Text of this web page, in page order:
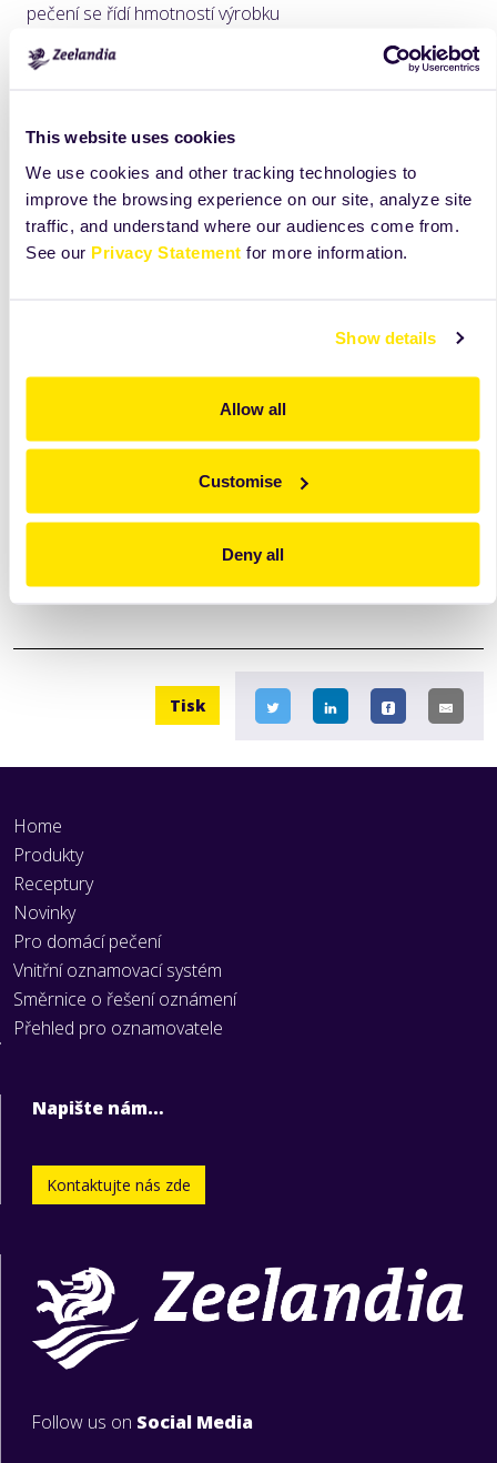
This website uses cookies
We use cookies and other tracking technologies to
improve the browsing experience on our site, analyze site
traffic, and understand where our audiences come from.
See our Privacy Statement for more information.
Show details
Allow all
Customise
Deny all
pečení se řídí hmotností výrobku
Tisk
Home
Produkty
Receptury
Novinky
Pro domácí pečení
Vnitřní oznamovací systém
Směrnice o řešení oznámení
Přehled pro oznamovatele
Napište nám…
Kontaktujte nás zde
Follow us on Social Media